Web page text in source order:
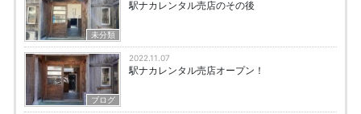
未分類
駅ナカレンタル売店のその後
ブログ
2022.11.07
駅ナカレンタル売店オープン！